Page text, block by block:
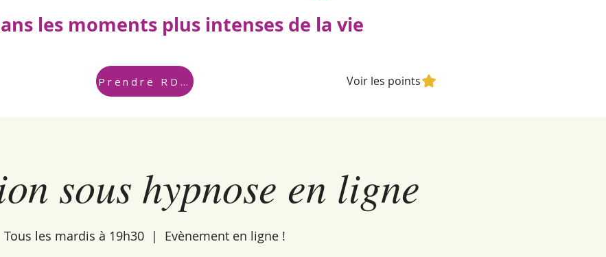
les moments plus intenses de la vie
Prendre RDV Voir les points
sous hypnose en ligne
Tous les mardis à 19h30
  |
Evènement en ligne !